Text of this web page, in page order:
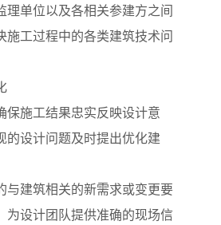
理单位以及各相关参建方之间
施工过程中的各类建筑技术问
保施工结果忠实反映设计意
的设计问题及时提出优化建
与建筑相关的新需求或变更要
为设计团队提供准确的现场信